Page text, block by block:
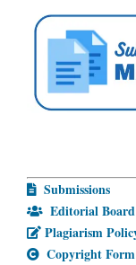
Submissions
Editorial Board
Plagiarism
Copyright Form